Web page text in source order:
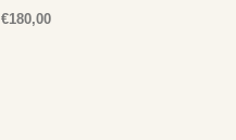
€180,00